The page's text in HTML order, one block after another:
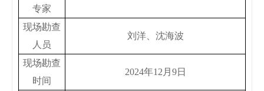
专家
现场勘查
人员
刘洋、 沈海波
现场勘查
时间
2024年12月9日